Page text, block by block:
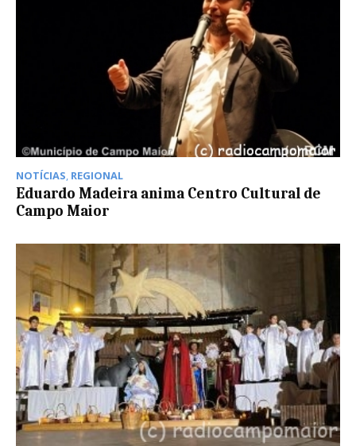
NOTÍCIAS, REGIONAL
Eduardo Madeira anima Centro Cultural de
Campo Maior